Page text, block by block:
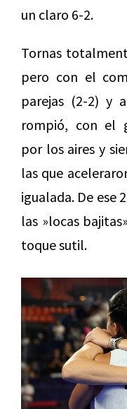
un claro 6-2.
Tornas
pero con el
parejas (2-2) y
rompió, con el
por los aires y
las que
igualada. De ese
las »locas
toque sutil.